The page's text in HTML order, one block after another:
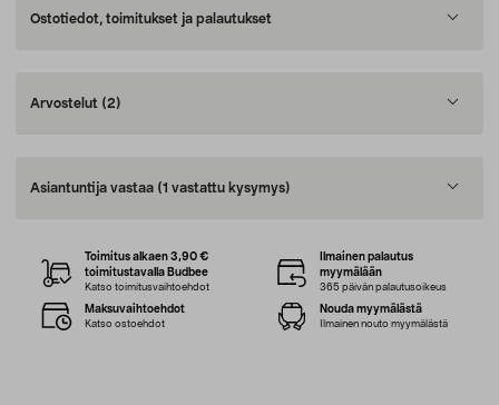
Ostotiedot, toimitukset ja palautukset
Arvostelut (2)
Asiantuntija vastaa (1 vastattu kysymys)
Toimitus alkaen 3,90 €
toimitustavalla Budbee
Katso toimitusvaihtoehdot
Ilmainen palautus
myymälään
365 päivän palautusoikeus
Maksuvaihtoehdot
Katso ostoehdot
Nouda myymälästä
Ilmainen nouto myymälästä